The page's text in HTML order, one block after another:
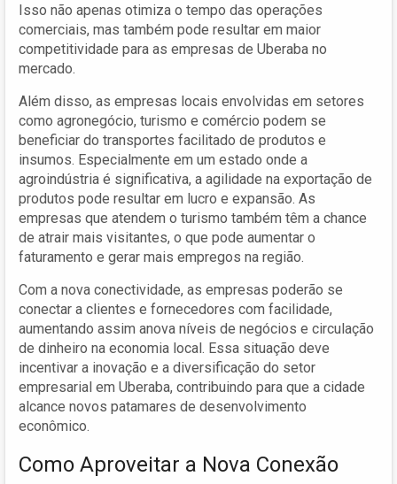
Isso não apenas otimiza o tempo das operações
comerciais, mas também pode resultar em maior
competitividade para as empresas de Uberaba no
mercado.
Além disso, as empresas locais envolvidas em setores
como agronegócio, turismo e comércio podem se
beneficiar do transportes facilitado de produtos e
insumos. Especialmente em um estado onde a
agroindústria é significativa, a agilidade na exportação de
produtos pode resultar em lucro e expansão. As
empresas que atendem o turismo também têm a chance
de atrair mais visitantes, o que pode aumentar o
faturamento e gerar mais empregos na região.
Com a nova conectividade, as empresas poderão se
conectar a clientes e fornecedores com facilidade,
aumentando assim anova níveis de negócios e circulação
de dinheiro na economia local. Essa situação deve
incentivar a inovação e a diversificação do setor
empresarial em Uberaba, contribuindo para que a cidade
alcance novos patamares de desenvolvimento
econômico.
Como Aproveitar a Nova Conexão